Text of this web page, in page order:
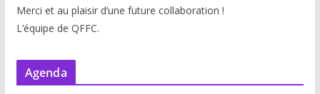
Merci et au plaisir d’une future collaboration !
L’équipe de QFFC.
Agenda